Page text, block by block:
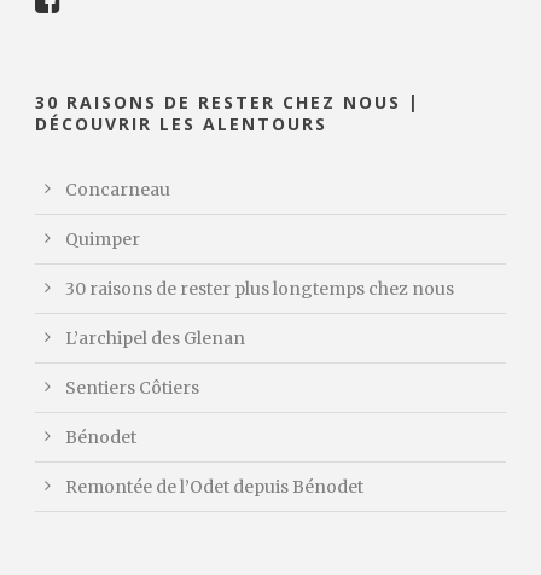
30 RAISONS DE RESTER CHEZ NOUS |
DÉCOUVRIR LES ALENTOURS
Concarneau
Quimper
30 raisons de rester plus longtemps chez nous
L’archipel des Glenan
Sentiers Côtiers
Bénodet
Remontée de l’Odet depuis Bénodet